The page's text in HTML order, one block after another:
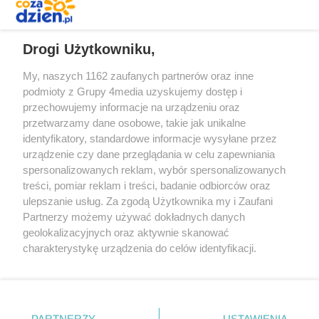
Redakcja Reklama Prywatność
Praca Łódź
the:protocol
Drogi Użytkowniku,
My, naszych 1162 zaufanych partnerów oraz inne
podmioty z Grupy 4media uzyskujemy dostęp i
przechowujemy informacje na urządzeniu oraz
przetwarzamy dane osobowe, takie jak unikalne
identyfikatory, standardowe informacje wysyłane przez
urządzenie czy dane przeglądania w celu zapewniania
spersonalizowanych reklam, wybór spersonalizowanych
treści, pomiar reklam i treści, badanie odbiorców oraz
ulepszanie usług. Za zgodą Użytkownika my i Zaufani
Partnerzy możemy używać dokładnych danych
geolokalizacyjnych oraz aktywnie skanować
charakterystykę urządzenia do celów identyfikacji.
zmienić/wycofać klikając przycisk ustawień prywatności